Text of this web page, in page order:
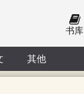
书库
其他